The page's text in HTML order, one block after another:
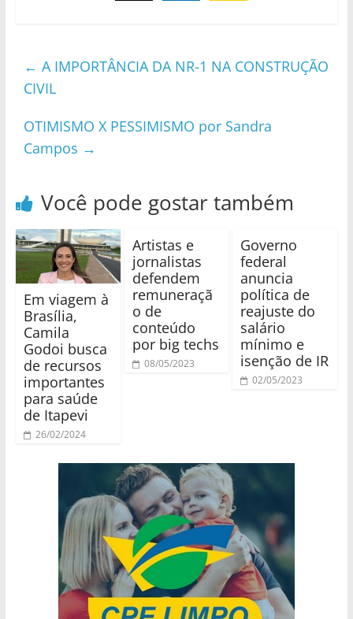
← A IMPORTÂNCIA DA NR-1 NA CONSTRUÇÃO
CIVIL
OTIMISMO X PESSIMISMO por Sandra
Campos →
Você pode gostar também
Em viagem à
Brasília,
Camila
Godoi busca
de recursos
importantes
para saúde
de Itapevi
26/02/2024
Artistas e
jornalistas
defendem
remuneraçã
o de
conteúdo
por big techs
08/05/2023
Governo
federal
anuncia
política de
reajuste do
salário
mínimo e
isenção de IR
02/05/2023